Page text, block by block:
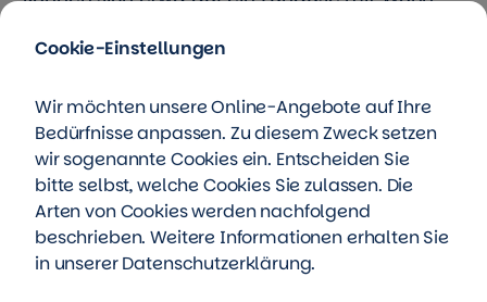
separater Küche, Kinder- und Schlafzimmer
gehören zu jeder Wohnung dazu.
Über die TAG Wohnen
DieTAG ImmobilienAG ist ein im MDAX
gelistetes Immobilienunternehmen. Das
Cookie-Einstellungen
Wir möchten unsere Online-Angebote auf Ihre
Bedürfnisse anpassen. Zu diesem Zweck setzen
wir sogenannte Cookies ein. Entscheiden Sie
bitte selbst, welche Cookies Sie zulassen. Die
Arten von Cookies werden nachfolgend
beschrieben. Weitere Informationen erhalten Sie
in unsererDatenschutzerklärung.